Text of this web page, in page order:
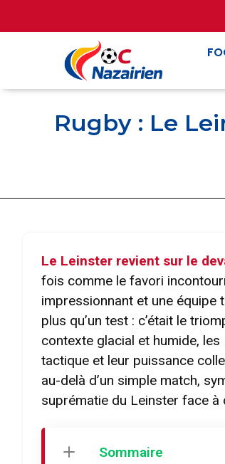
Rugby : Le
Le Leinster revient sur le
fois comme le favori
impressionnant et une équipe
plus qu’un test : c’était le
contexte glacial et humide,
tactique et leur puissance
au-delà d’un simple match,
suprématie du Leinster face
Sommaire